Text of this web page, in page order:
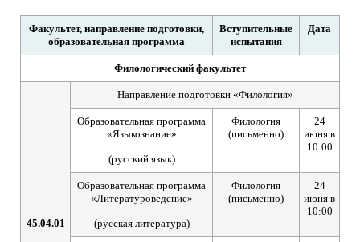
Факультет, направление подготовки,
образовательная программа
Вступительные
испытания
Дата
Филологический факультет
45.04.01
Направление подготовки «Филология»
Образовательная программа
«Языкознание»
(русский язык)
Филология
(письменно)
24
июня в
10:00
Образовательная программа
«Литературоведение»
(русская литература)
Филология
(письменно)
24
июня в
10:00